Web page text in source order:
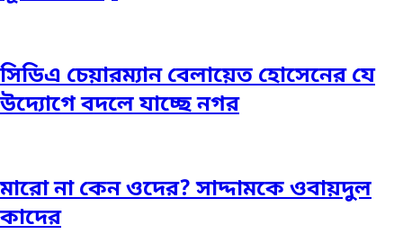
সিডিএ চেয়ারম্যান বেলায়েত হোসেনের যে
উদ্যোগে বদলে যাচ্ছে নগর
মারো না কেন ওদের? সাদ্দামকে ওবায়দুল
কাদের